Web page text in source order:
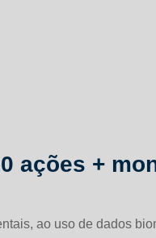
ações +
ao uso de dados